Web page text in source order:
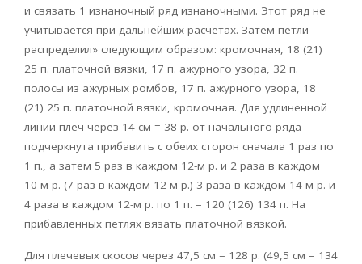
и связать 1 изнаночный ряд изнаночными. Этот ряд не
учитывается при дальнейших расчетах. Затем петли
распределил» следующим образом: кромочная, 18 (21)
25 п. платочной вязки, 17 п. ажурного узора, 32 п.
полосы из ажурных ромбов, 17 п. ажурного узора, 18
(21) 25 п. платочной вязки, кромочная. Для удлиненной
линии плеч через 14 см = 38 р. от начального ряда
подчеркнута прибавить с обеих сторон сначала 1 раз по
1 п., а затем 5 раз в каждом 12-м р. и 2 раза в каждом
10-м р. (7 раз в каждом 12-м р.) 3 раза в каждом 14-м р. и
4 раза в каждом 12-м р. по 1 п. = 120 (126) 134 п. На
прибавленных петлях вязать платочной вязкой.
Для плечевых скосов через 47,5 см = 128 р. (49,5 см = 134